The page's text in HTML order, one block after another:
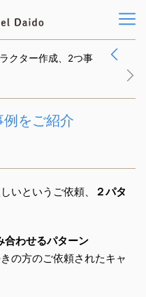
クター作成、2つ事
例をご紹介
いというご依頼、
２パタ
わせるパターン
の方のご依頼されたキャ